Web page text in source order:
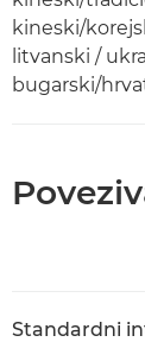
kineski/
litvanski /
bugarski/
Standardni